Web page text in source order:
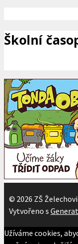
Školní
© 2026 ZŠ
Vytvořeno s
Užíváme cookies,